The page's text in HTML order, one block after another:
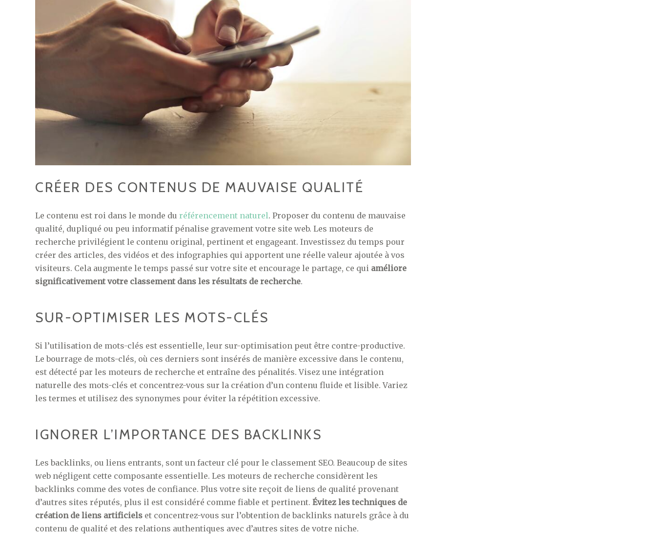
CRÉER DES CONTENUS DE MAUVAISE QUALITÉ
Le contenu est roi dans le monde du référencement naturel. Proposer du contenu de mauvaise
qualité, dupliqué ou peu informatif pénalise gravement votre site web. Les moteurs de
recherche privilégient le contenu original, pertinent et engageant. Investissez du temps pour
créer des articles, des vidéos et des infographies qui apportent une réelle valeur ajoutée à vos
visiteurs. Cela augmente le temps passé sur votre site et encourage le partage, ce qui améliore
significativement votre classement dans les résultats de recherche.
SUR-OPTIMISER LES MOTS-CLÉS
Si l’utilisation de mots-clés est essentielle, leur sur-optimisation peut être contre-productive.
Le bourrage de mots-clés, où ces derniers sont insérés de manière excessive dans le contenu,
est détecté par les moteurs de recherche et entraîne des pénalités. Visez une intégration
naturelle des mots-clés et concentrez-vous sur la création d’un contenu fluide et lisible. Variez
les termes et utilisez des synonymes pour éviter la répétition excessive.
IGNORER L’IMPORTANCE DES BACKLINKS
Les backlinks, ou liens entrants, sont un facteur clé pour le classement SEO. Beaucoup de sites
web négligent cette composante essentielle. Les moteurs de recherche considèrent les
backlinks comme des votes de confiance. Plus votre site reçoit de liens de qualité provenant
d’autres sites réputés, plus il est considéré comme fiable et pertinent. Évitez les techniques de
création de liens artificiels et concentrez-vous sur l’obtention de backlinks naturels grâce à du
contenu de qualité et des relations authentiques avec d’autres sites de votre niche.